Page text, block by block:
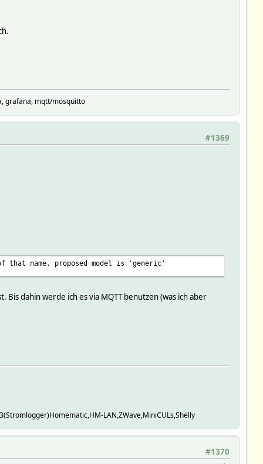
a> (Wifi)</html>
grafana, mqtt/mosquitto
#1369
that name, proposed model is 'generic'
dahin werde ich es via MQTT benutzen (was ich aber
LAN,ZWave,MiniCULs,Shelly
#1370